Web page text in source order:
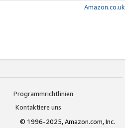
Programmrichtlinien
Kontaktiere uns
© 1996-2025, Amazon.com, Inc.